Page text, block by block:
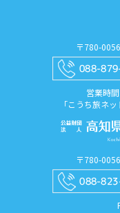
〒780-
営業時
「こうち旅ネ
〒780-